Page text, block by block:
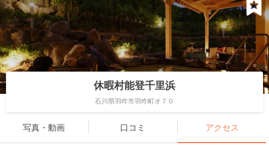
休暇村能登千里浜
石川県羽咋市羽咋町オ７０
写真・動画 口コミ アクセス